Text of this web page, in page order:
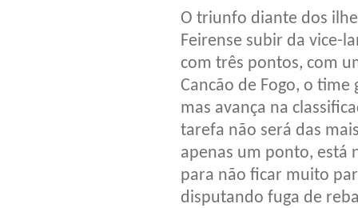
O triunfo diante dos
Feirense subir da vice-
com três pontos, com
Cancão de Fogo, o
mas avança na
tarefa não será das
apenas um ponto, está
para não ficar muito
disputando fuga de